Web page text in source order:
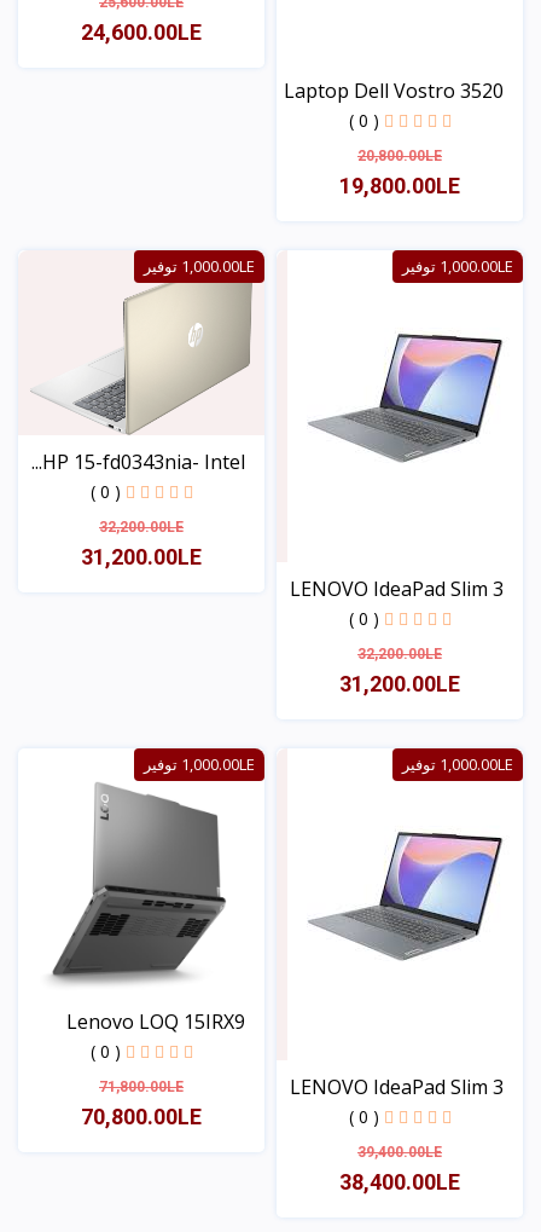
Laptop Dell Vostro 3520
( 0 )
20,800.00LE
19,800.00LE
عرض
24,600.00LE
1,000.00LE توفير
LENOVO IdeaPad Slim 3
( 0 )
32,200.00LE
31,200.00LE
عرض
1,000.00LE توفير
HP 15-fd0343nia- Intel...
( 0 )
32,200.00LE
31,200.00LE
1,000.00LE توفير
LENOVO IdeaPad Slim 3
( 0 )
39,400.00LE
38,400.00LE
1,000.00LE توفير
Lenovo LOQ 15IRX9
Gamin...
( 0 )
71,800.00LE
70,800.00LE